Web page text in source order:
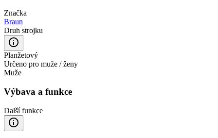
Značka
Braun
Druh strojku
Planžetový
Určeno pro muže / ženy
Muže
Výbava a funkce
Další funkce